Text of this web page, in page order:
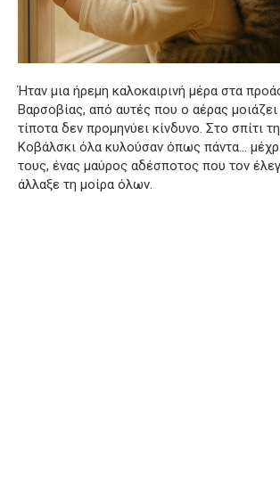
Ήταν μια ήρεμη καλοκαιρινή μέρα στα
Βαρσοβίας, από αυτές που ο αέρας μοιάζει
τίποτα δεν προμηνύει κίνδυνο. Στο σπίτι
Κοβάλσκι όλα κυλούσαν όπως πάντα…
τους, ένας μαύρος αδέσποτος που τον
άλλαξε τη μοίρα όλων.